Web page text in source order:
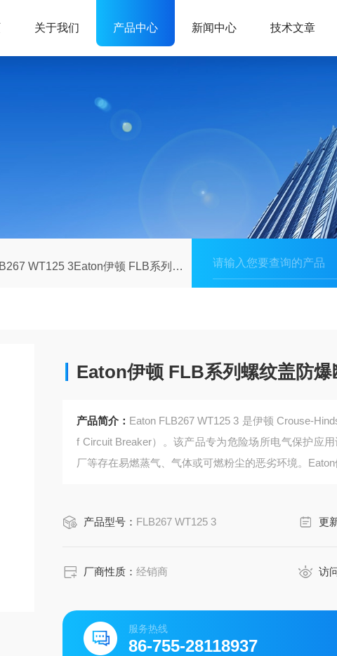
关于我们 产品中心 新闻中心 技术文章
WT125 3Eaton伊顿 FLB系列螺纹盖防爆断路器
Eaton伊顿 FLB系列螺纹盖防爆
产品简介： Eaton FLB267 WT125 3 是伊顿 Crouse-
f Circuit Breaker）。该产品专为危险场所电气保护应
厂等存在易燃蒸气、气体或可燃粉尘的恶劣环境。
产品型号： FLB267 WT125 3 更
厂商性质：经销商 访
服务热线
86-755-28118937